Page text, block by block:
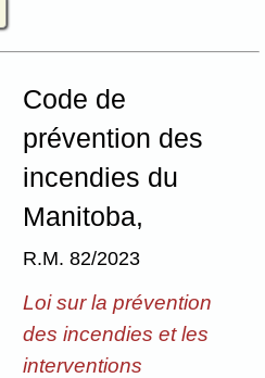
Code de
prévention des
incendies du
Manitoba,
R.M. 82/2023
Loi sur la prévention
des incendies et les
interventions